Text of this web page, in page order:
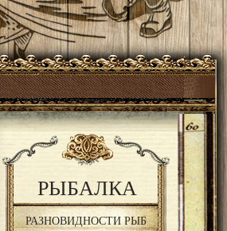
РЫБАЛКА
РАЗНОВИДНОСТИ РЫБ